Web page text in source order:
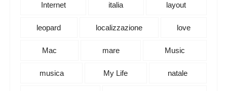
Internet italia layout
leopard localizzazione love
Mac mare Music
musica My Life natale